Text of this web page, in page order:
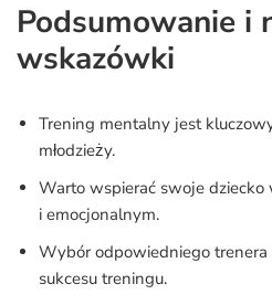
Podsumowanie i
wskazówki
Trening mentalny jest
młodzieży.
Warto wspierać swoje
i emocjonalnym.
Wybór odpowiedniego
sukcesu treningu.